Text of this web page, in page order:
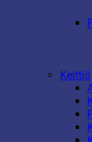
Keittiö